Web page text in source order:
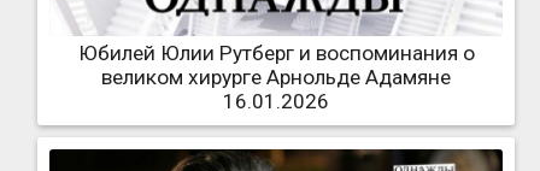
Юбилей Юлии Рутберг и воспоминания о
великом хирурге Арнольде Адамяне
16.01.2026